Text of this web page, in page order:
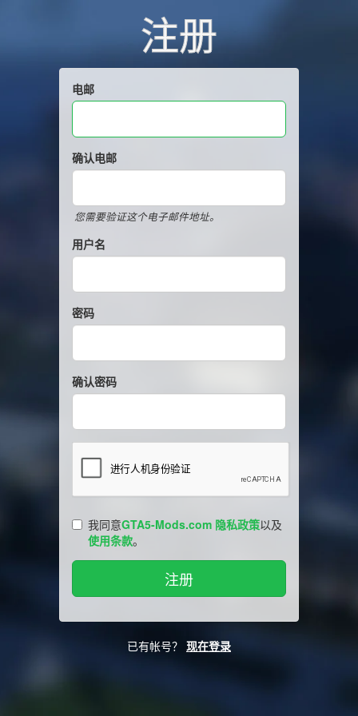
注册
电邮
确认电邮
您需要验证这个电子邮件地址。
用户名
密码
确认密码
我同意GTA5-Mods.com 隐私政策以及
使用条款。
已有帐号？ 现在登录